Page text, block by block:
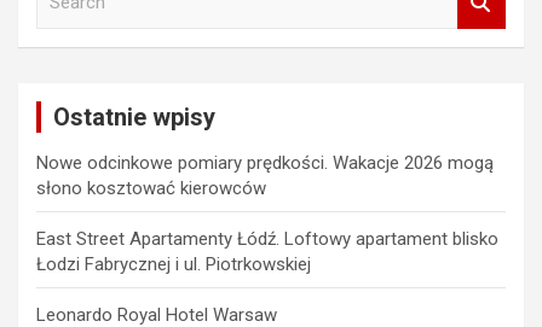
Ostatnie wpisy
Nowe odcinkowe pomiary prędkości. Wakacje 2026 mogą
słono kosztować kierowców
East Street Apartamenty Łódź. Loftowy apartament blisko
Łodzi Fabrycznej i ul. Piotrkowskiej
Leonardo Royal Hotel Warsaw